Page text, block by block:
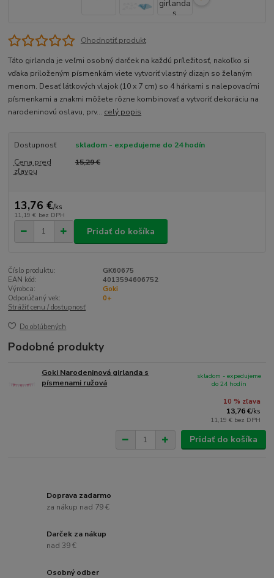
Ohodnotiť produkt
Táto girlanda je veľmi osobný darček na každú príležitosť, nakoľko si
vďaka priloženým písmenkám viete vytvoriť vlastný dizajn so želaným
menom. Desať látkových vlajok (10 x 7 cm) so 4 hárkami s nalepovacími
písmenkami a znakmi môžete rôzne kombinovať a vytvoriť dekoráciu na
narodeninovú oslavu, prv... celý popis
Dostupnosť
skladom - expedujeme do 24 hodín
Cena pred
zľavou
15,29 €
13,76 €/ks
11,19 € bez DPH
Pridať do košíka
Číslo produktu:
GK60675
EAN kód:
4013594606752
Výrobca:
Goki
Odporúčaný vek:
0+
Strážiť cenu / dostupnosť
Do obľúbených
Podobné produkty
Goki Narodeninová girlanda s
písmenami ružová
10 % zľava
13,76 €/ks
11,19 € bez DPH
skladom - expedujeme
do 24 hodín
Pridať do košíka
Doprava zadarmo
za nákup nad 79 €
Darček za nákup
nad 39 €
Osobný odber